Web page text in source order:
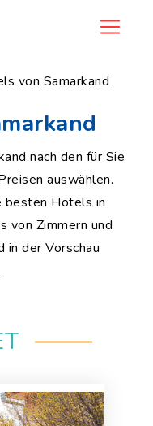
von Samarkand
nach den für Sie
auswählen.
besten Hotels in
von Zimmern und
in der Vorschau